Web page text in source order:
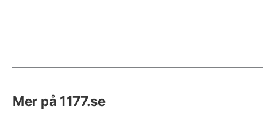
Mer på 1177.se